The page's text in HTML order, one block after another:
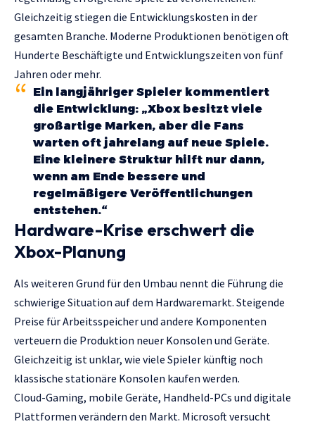
Gleichzeitig stiegen die Entwicklungskosten in der
gesamten Branche. Moderne Produktionen benötigen oft
Hunderte Beschäftigte und Entwicklungszeiten von fünf
Jahren oder mehr.
Ein langjähriger Spieler kommentiert
die Entwicklung: „Xbox besitzt viele
großartige Marken, aber die Fans
warten oft jahrelang auf neue Spiele.
Eine kleinere Struktur hilft nur dann,
wenn am Ende bessere und
regelmäßigere Veröffentlichungen
entstehen.“
Hardware-Krise erschwert die
Xbox-Planung
Als weiteren Grund für den Umbau nennt die Führung die
schwierige Situation auf dem Hardwaremarkt. Steigende
Preise für Arbeitsspeicher und andere Komponenten
verteuern die Produktion neuer Konsolen und Geräte.
Gleichzeitig ist unklar, wie viele Spieler künftig noch
klassische stationäre Konsolen kaufen werden.
Cloud-Gaming, mobile Geräte, Handheld-PCs und digitale
Plattformen verändern den Markt. Microsoft versucht